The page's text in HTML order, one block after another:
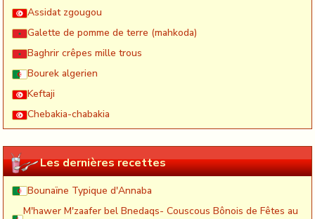
Assidat zgougou
Galette de pomme de terre (mahkoda)
Baghrir crêpes mille trous
Bourek algerien
Keftaji
Chebakia-chabakia
Les dernières recettes
Bounaïne Typique d'Annaba
M'hawer M'zaafer bel Bnedaqs- Couscous Bônois de Fêtes au